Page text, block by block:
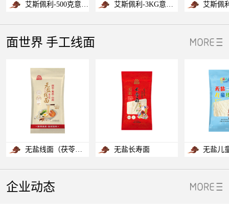
艾斯佩利-500克意大利粉直条面4# 艾斯佩利-3KG意大利粉直条面4#
面世界 手工线面
无盐线面（茯苓薏米山药） 无盐长寿面 无盐儿
企业动态